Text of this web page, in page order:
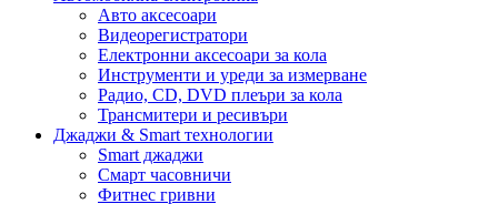
Авто аксесоари
Видеорегистратори
Електронни аксесоари за кола
Инструменти и уреди за измерване
Радио, CD, DVD плеъри за кола
Трансмитери и ресивъри
Джаджи & Smart технологии
Smart джаджи
Смарт часовничи
Фитнес гривни